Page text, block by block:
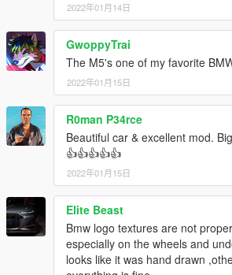
2022年01月14日
GwoppyTrai
The M5's one of my favorite
2022年01月15日
R0man P34rce
Beautiful car & excellent mod.
👍👍👍👍👍
2022年01月15日
Elite Beast
Bmw logo textures are not
especially on the wheels and
looks like it was hand drawn